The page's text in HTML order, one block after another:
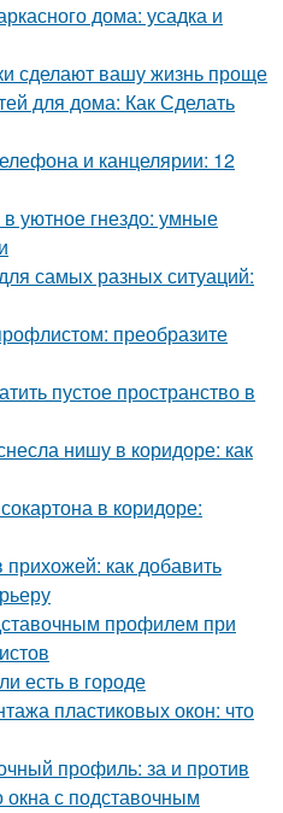
дома: усадка и
сделают вашу жизнь проще
для дома: Как Сделать
и канцелярии: 12
уютное гнездо: умные
самых разных ситуаций:
преобразите
пустое пространство в
нишу в коридоре: как
в коридоре:
как добавить
профилем при
есть в городе
пластиковых окон: что
профиль: за и против
окна с подставочным